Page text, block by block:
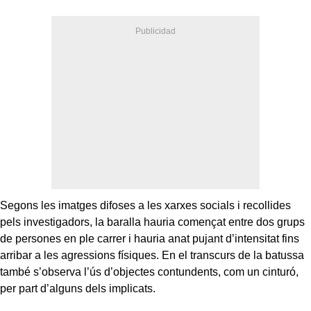
Segons les imatges difoses a les xarxes socials i recollides
pels investigadors, la baralla hauria començat entre dos grups
de persones en ple carrer i hauria anat pujant d’intensitat fins
arribar a les agressions físiques. En el transcurs de la batussa
també s’observa l’ús d’objectes contundents, com un cinturó,
per part d’alguns dels implicats.